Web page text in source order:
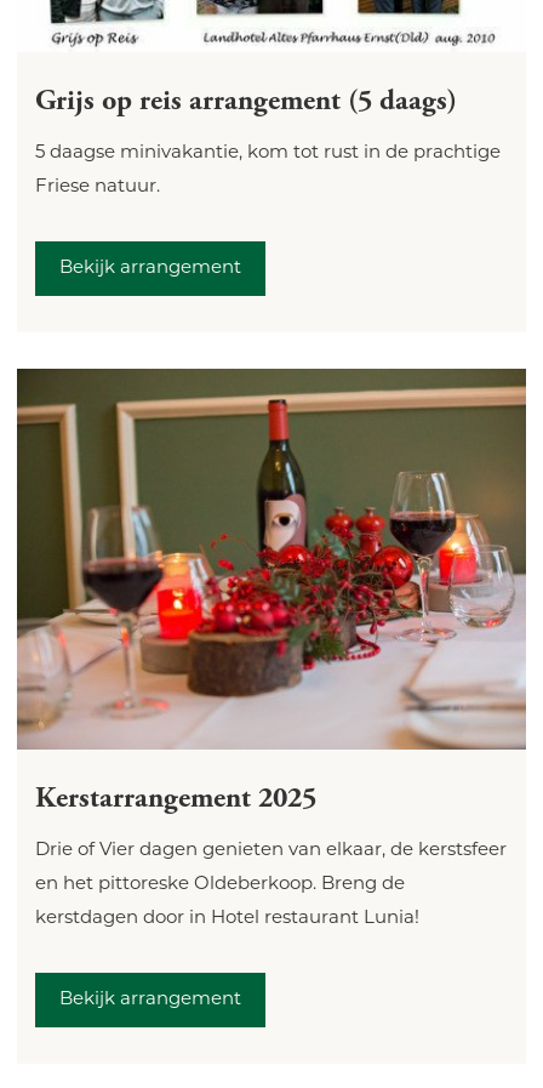
Grijs op reis arrangement (5 daags)
5 daagse minivakantie, kom tot rust in de prachtige
Friese natuur.
Bekijk arrangement
Kerstarrangement 2025
Drie of Vier dagen genieten van elkaar, de kerstsfeer
en het pittoreske Oldeberkoop. Breng de
kerstdagen door in Hotel restaurant Lunia!
Bekijk arrangement